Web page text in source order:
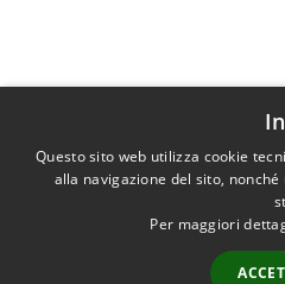
Questo sito web utilizza cookie
alla navigazione del sito,
Per maggiori